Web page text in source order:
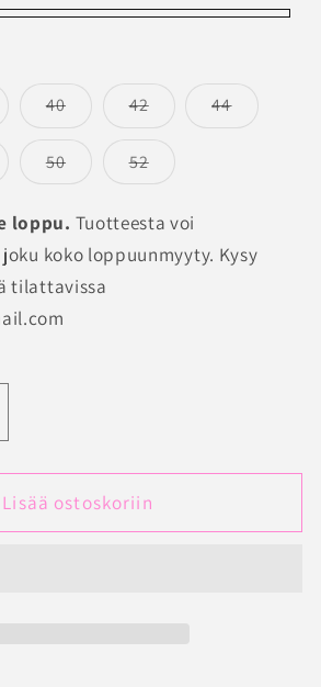
40Versio
on
loppuunmyyty
saatavilla
42Versio
on
loppuunmyyty
ei
saatavilla
44Versio
on
50Versio
on
tai
ei
saatavilla
52Versio
on
tai
ei
saatavilla
loppu. Tuotteesta voi
koko loppuunmyyty. Kysy
tilattavissa
Lisää ostoskoriin